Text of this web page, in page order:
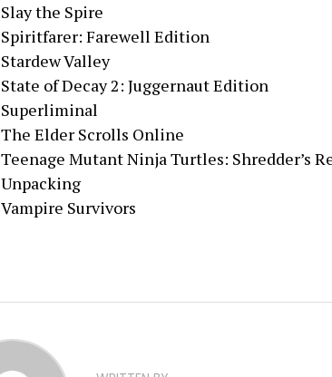
Slay the Spire
Spiritfarer: Farewell Edition
Stardew Valley
State of Decay 2: Juggernaut Edition
Superliminal
The Elder Scrolls Online
Teenage Mutant Ninja Turtles: Shredder’s
Unpacking
Vampire Survivors